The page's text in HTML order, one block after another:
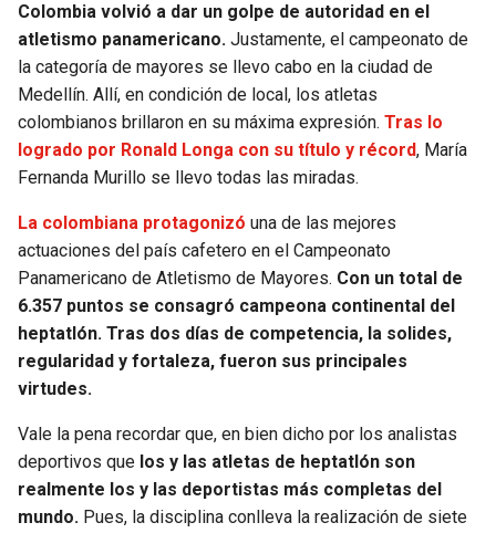
LIONS
PACKERS
VIKINGS
FALCONS
PANTHERS
SAINTS
BUCCANEERS
NUGGETS
TIMBERWOLVES
THUNDER
TRAIL BLAZERS
JAZZ
Colombia volvió a dar un golpe de autoridad en el
atletismo panamericano. Justamente, el campeonato de
la categoría de mayores se llevo cabo en la ciudad de
Medellín. Allí, en condición de local, los atletas
colombianos brillaron en su máxima expresión. Tras lo
logrado por Ronald Longa con su título y récord, María
Fernanda Murillo se llevo todas las miradas.
La colombiana protagonizó una de las mejores
actuaciones del país cafetero en el Campeonato
Panamericano de Atletismo de Mayores. Con un total de
6.357 puntos se consagró campeona continental del
heptatlón. Tras dos días de competencia, la solides,
regularidad y fortaleza, fueron sus principales
virtudes.
Vale la pena recordar que, en bien dicho por los analistas
deportivos que los y las atletas de heptatlón son
realmente los y las deportistas más completas del
mundo. Pues, la disciplina conlleva la realización de siete